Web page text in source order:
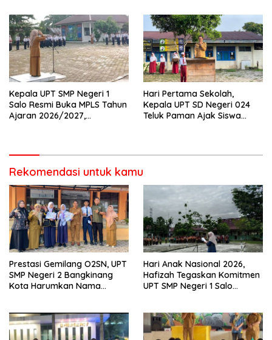
Kepala UPT SMP Negeri 1
Salo Resmi Buka MPLS Tahun
Ajaran 2026/2027,
Hari Pertama Sekolah,
Kepala UPT SD Negeri 024
Teluk Paman Ajak Siswa
Rekomendasi untuk kamu
Prestasi Gemilang O2SN, UPT
SMP Negeri 2 Bangkinang
Kota Harumkan Nama
Hari Anak Nasional 2026,
Hafizah Tegaskan Komitmen
UPT SMP Negeri 1 Salo